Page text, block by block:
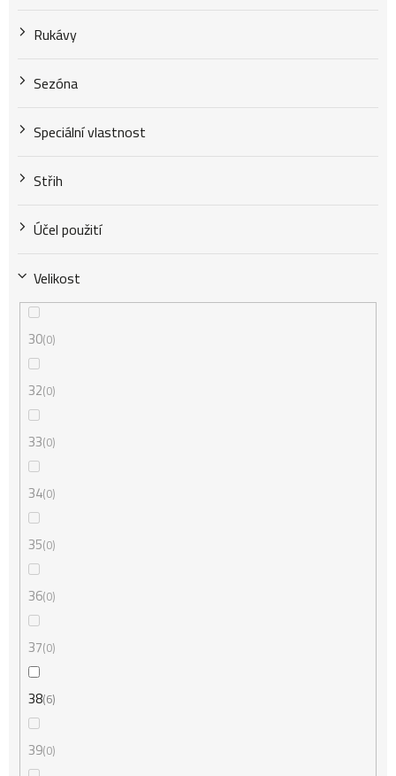
Rukávy
Sezóna
Speciální vlastnost
Střih
Účel použití
Velikost
30 0
32 0
33 0
34 0
35 0
36 0
37 0
38 6
39 0